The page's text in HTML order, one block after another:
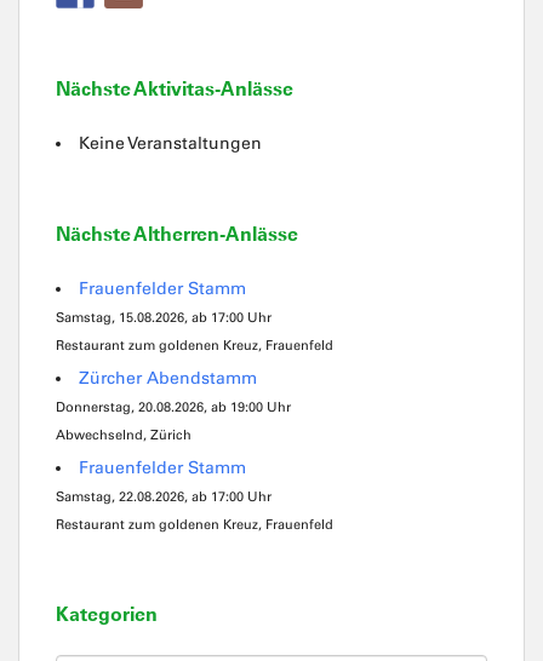
Nächste Aktivitas-Anlässe
Keine Veranstaltungen
Nächste Altherren-Anlässe
Frauenfelder Stamm
Samstag, 15.08.2026, ab 17:00 Uhr
Restaurant zum goldenen Kreuz, Frauenfeld
Zürcher Abendstamm
Donnerstag, 20.08.2026, ab 19:00 Uhr
Abwechselnd, Zürich
Frauenfelder Stamm
Samstag, 22.08.2026, ab 17:00 Uhr
Restaurant zum goldenen Kreuz, Frauenfeld
Kategorien